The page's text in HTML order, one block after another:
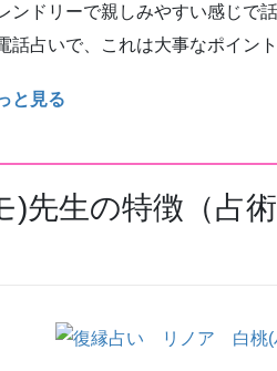
ンドリーで親しみやすい感じで
話占いで、これは大事なポイント
と見る
)先生の特徴（占